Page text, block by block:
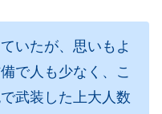
いたが、思いもよ
で人も少なく、こ
武装した上大人数